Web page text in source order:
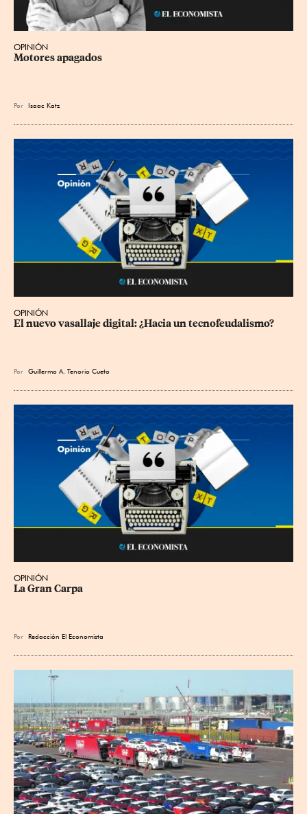
OPINIÓN
Motores apagados
Por Isaac Katz
OPINIÓN
El nuevo vasallaje digital: ¿Hacia un tecnofeudalismo?
Por Guillermo A. Tenorio Cueto
OPINIÓN
La Gran Carpa
Por Redacción El Economista